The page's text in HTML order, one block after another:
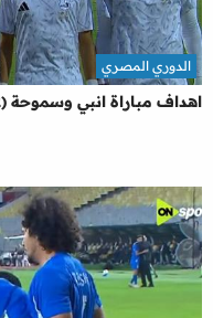
اهداف مباراة انبي وسموحة (2-0) الدوري المصري
الدوري المصري